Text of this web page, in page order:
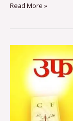
Read More »